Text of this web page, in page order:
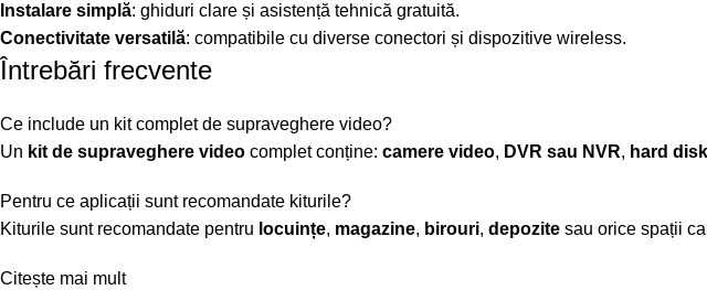
Instalare simplă: ghiduri clare și asistență tehnică gratuită.
Conectivitate versatilă: compatibile cu diverse conectori și dispozitive wireless.
Întrebări frecvente
Ce include un kit complet de supraveghere video?
Un kit de supraveghere video complet conține: camere video, DVR sau NVR, hard disk
Pentru ce aplicații sunt recomandate kiturile?
Kiturile sunt recomandate pentru locuințe, magazine, birouri, depozite sau orice spații
Citește mai mult